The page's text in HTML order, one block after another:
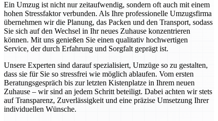
Ein Umzug ist nicht nur zeitaufwendig, sondern oft auch mit einem
hohen Stressfaktor verbunden. Als Ihre professionelle Umzugsfirma
übernehmen wir die Planung, das Packen und den Transport, sodass
Sie sich auf den Wechsel in Ihr neues Zuhause konzentrieren
können. Mit uns genießen Sie einen qualitativ hochwertigen
Service, der durch Erfahrung und Sorgfalt geprägt ist.
Unsere Experten sind darauf spezialisiert, Umzüge so zu gestalten,
dass sie für Sie so stressfrei wie möglich ablaufen. Vom ersten
Beratungsgespräch bis zur letzten Kistenplatze in Ihrem neuen
Zuhause – wir sind an jedem Schritt beteiligt. Dabei achten wir stets
auf Transparenz, Zuverlässigkeit und eine präzise Umsetzung Ihrer
individuellen Wünsche.